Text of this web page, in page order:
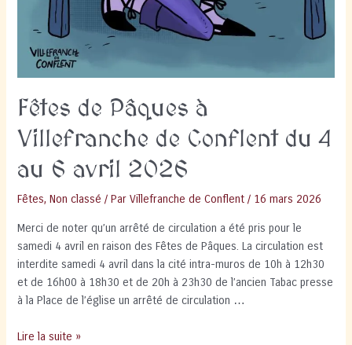
Fêtes de Pâques à
Villefranche de Conflent du 4
au 6 avril 2026
Fêtes,Non classé / ParVillefranche de Conflent / 16 mars 2026
Merci de noter qu’un arrêté de circulation a été pris pour le
samedi 4 avril en raison des Fêtes de Pâques. La circulation est
interdite samedi 4 avril dans la cité intra-muros de 10h à 12h30
et de 16h00 à 18h30 et de 20h à 23h30 de l’ancien Tabac presse
à la Place de l’église un arrêté de circulation …
Fêtes
Lire la suite »